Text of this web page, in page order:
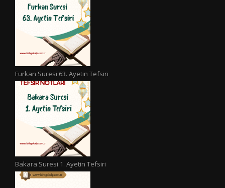
Furkan Suresi 63. Ayetin Tefsiri
Bakara Suresi 1. Ayetin Tefsiri